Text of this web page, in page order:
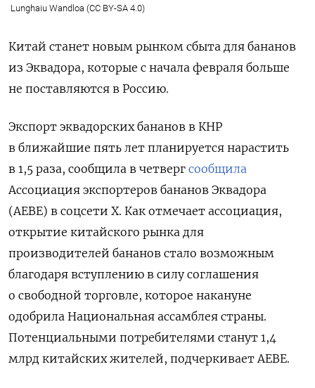
Lunghaiu Wandloa (CC BY-SA 4.0)
Китай станет новым рынком сбыта для бананов
из Эквадора, которые с начала февраля больше
не поставляются в Россию.
Экспорт эквадорских бананов в КНР
в ближайшие пять лет планируется нарастить
в 1,5 раза, сообщила в четверг сообщила
Ассоциация экспортеров бананов Эквадора
(AEBE) в соцсети X. Как отмечает ассоциация,
открытие китайского рынка для
производителей бананов стало возможным
благодаря вступлению в силу соглашения
о свободной торговле, которое накануне
одобрила Национальная ассамблея страны.
Потенциальными потребителями станут 1,4
млрд китайских жителей, подчеркивает AEBE.